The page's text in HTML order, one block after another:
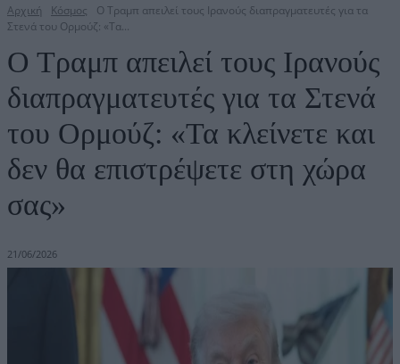
Αρχική Κόσμος
Ο Τραμπ απειλεί τους Ιρανούς διαπραγματευτές για τα
Στενά του Ορμούζ: «Τα...
Ο Τραμπ απειλεί τους Ιρανούς
διαπραγματευτές για τα Στενά
του Ορμούζ: «Τα κλείνετε και
δεν θα επιστρέψετε στη χώρα
σας»
21/06/2026